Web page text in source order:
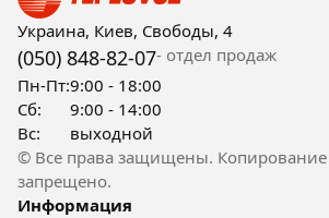
Украина, Киев, Свободы, 4
(050) 848-82-07- отдел продаж
Пн-Пт:9:00 - 18:00
Сб:
9:00 - 14:00
Вс:
выходной
© Все права защищены. Копирование
запрещено.
Информация